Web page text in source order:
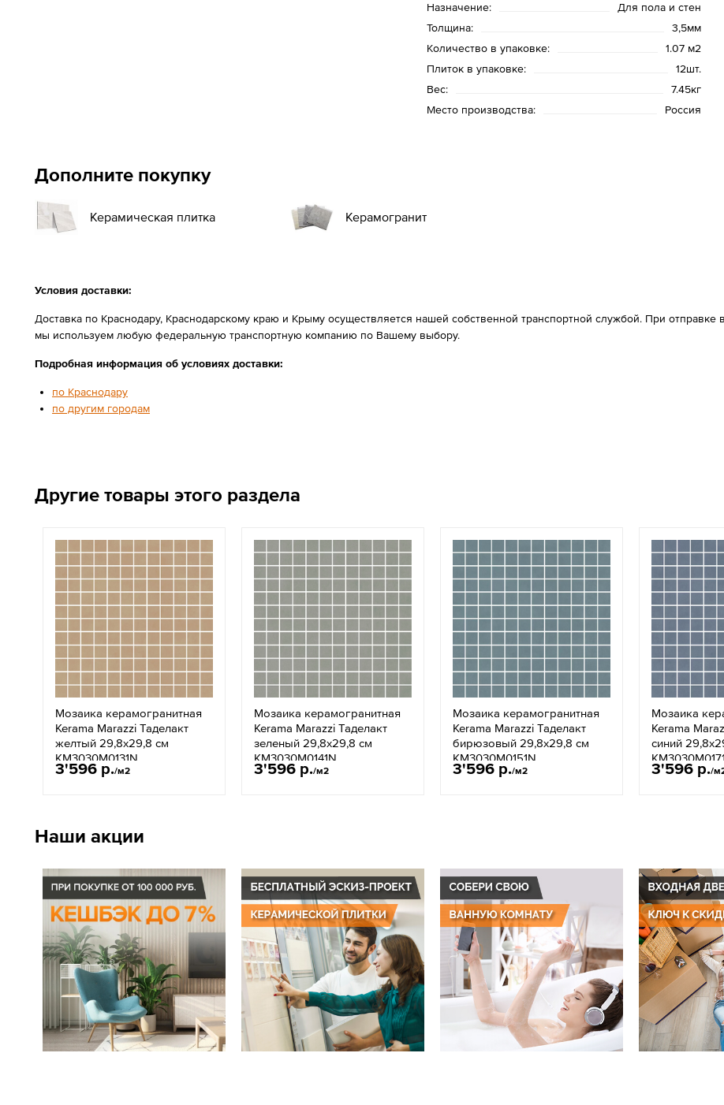
Назначение:
Для пола и стен
Толщина:
3,5мм
Количество в упаковке:
1.07 м2
Плиток в упаковке:
12шт.
Вес:
7.45кг
Место производства:
Россия
Дополните покупку
Керамическая плитка Керамогранит
Условия доставки:
Доставка по Краснодару, Краснодарскому краю и Крыму осуществляется нашей собственной транспортной службой. При отправке
мы используем любую федеральную транспортную компанию по Вашему выбору.
Подробная информация об условиях доставки:
по Краснодару
по другим городам
Другие товары этого раздела
Мозаика керамогранитная
Kerama Marazzi Таделакт
желтый 29,8x29,8 см
KM3030M0131N
3'596 р./м2
Мозаика керамогранитная
Kerama Marazzi Таделакт
зеленый 29,8x29,8 см
KM3030M0141N
3'596 р./м2
Мозаика керамогранитная
Kerama Marazzi Таделакт
бирюзовый 29,8x29,8 см
KM3030M0151N
3'596 р./м2
Мозаика
Kerama
синий
3'596 р./
Наши акции